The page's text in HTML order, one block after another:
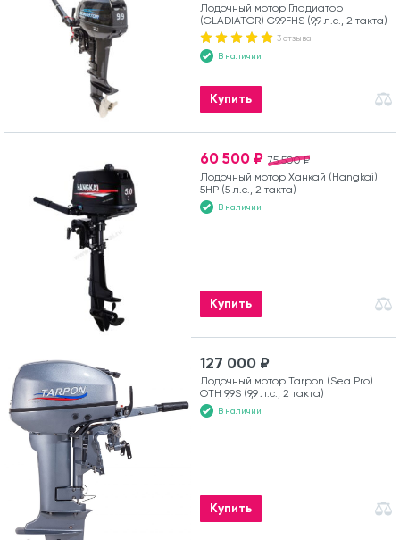
Лодочный мотор Гладиатор
(GLADIATOR) G9.9FHS (9,9 л.с., 2 такта)
3 отзыва
В наличии
Купить
75 500 ₽
60 500 ₽
Лодочный мотор Ханкай (Hangkai)
5HP (5 л.с., 2 такта)
В наличии
Купить
127 000 ₽
Лодочный мотор Tarpon (Sea Pro)
OTH 9,9S (9,9 л.с., 2 такта)
В наличии
Купить